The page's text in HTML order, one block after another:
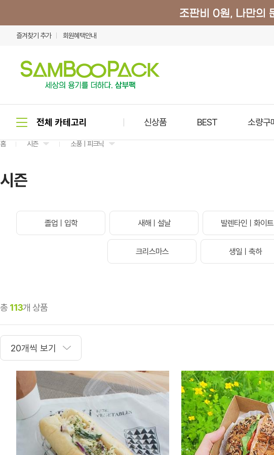
즐겨찾기 추가 회원혜택안내
신상품 BEST 소량구
홈 시즌 소풍ㅣ피크닉
시즌
졸업ㅣ입학 새해ㅣ설날 발렌타인ㅣ화이트
크리스마스 생일ㅣ축하
총 113개 상품